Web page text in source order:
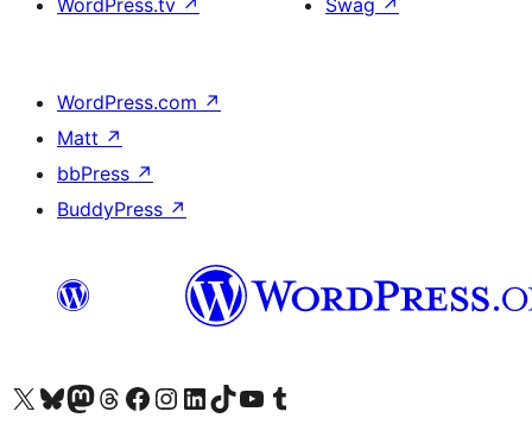
WordPress.tv ↗
Swag ↗
WordPress.com ↗
Matt ↗
bbPress ↗
BuddyPress ↗
Visit our X (formerly Twitter) account
Visit our Bluesky account
Visit our Mastodon account
Visit our Threads account
Visit our Facebook page
Visit our Instagram account
Visit our LinkedIn account
Visit our TikTok account
Visit our YouTube channel
Visit our Tumblr account